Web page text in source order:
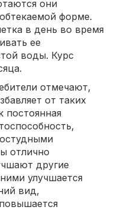
они
форме.
в день во время
ее
воды. Курс
отмечают,
от таких
постоянная
отлично
другие
улучшается
вид,